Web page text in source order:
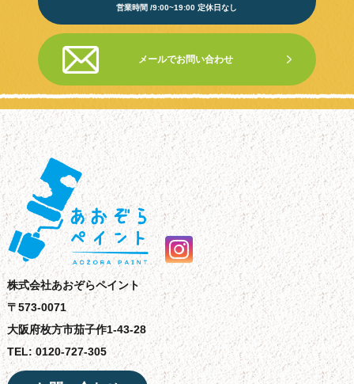
営業時間 /9:00~19:00 定休日なし
メールでお問い合わせ
株式会社あおぞらペイント
〒573-0071
大阪府枚方市茄子作1-43-28
TEL: 0120-727-305